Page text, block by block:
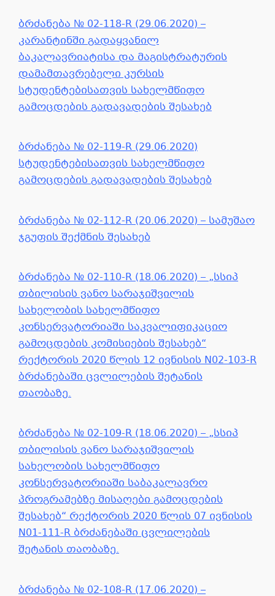
ბრძანება № 02-118-R (29.06.2020) –
კარანტინში გადაყვანილ
ბაკალავრიატისა და მაგისტრატურის
დამამთავრებელი კურსის
სტუდენტებისათვის სახელმწიფო
გამოცდების გადავადების შესახებ
ბრძანება № 02-119-R (29.06.2020)
სტუდენტებისათვის სახელმწიფო
გამოცდების გადავადების შესახებ
ბრძანება № 02-112-R (20.06.2020) – სამუშაო
ჯგუფის შექმნის შესახებ
ბრძანება № 02-110-R (18.06.2020) – „სსიპ
თბილისის ვანო სარაჯიშვილის
სახელობის სახელმწიფო
კონსერვატორიაში საკვალიფიკაციო
გამოცდების კომისიების შესახებ“
რექტორის 2020 წლის 12 ივნისის N02-103-R
ბრძანებაში ცვლილების შეტანის
თაობაზე.
ბრძანება № 02-109-R (18.06.2020) – „სსიპ
თბილისის ვანო სარაჯიშვილის
სახელობის სახელმწიფო
კონსერვატორიაში საბაკალავრო
პროგრამებზე მისაღები გამოცდების
შესახებ“ რექტორის 2020 წლის 07 ივნისის
N01-111-R ბრძანებაში ცვლილების
შეტანის თაობაზე.
ბრძანება № 02-108-R (17.06.2020) –